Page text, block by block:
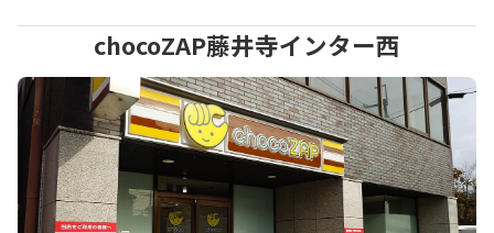
chocoZAP藤井寺インター西